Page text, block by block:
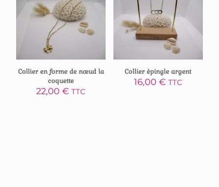
Collier en forme de nœud la
coquette
22,00€ TTC
Collier épingle argent
16,00 € TTC